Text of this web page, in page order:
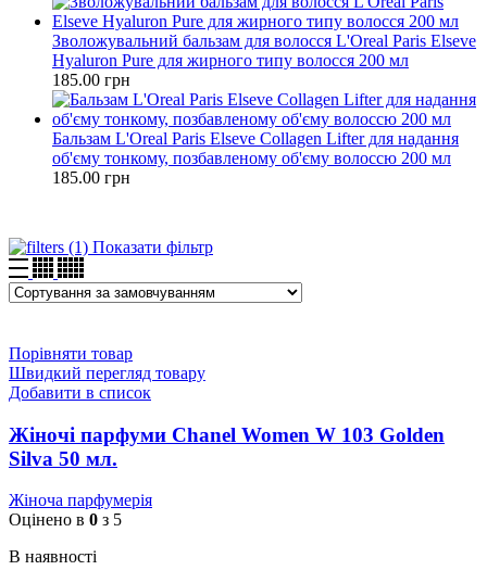
Зволожувальний бальзам для волосся L'Oreal Paris Elseve
Hyaluron Pure для жирного типу волосся 200 мл
185.00 грн
Бальзам L'Oreal Paris Elseve Collagen Lifter для надання
об'єму тонкому, позбавленому об'єму волоссю 200 мл
185.00 грн
Показати фільтр
Порівняти товар
Швидкий перегляд товару
Добавити в список
Жіночі парфуми Chanel Women W 103 Golden
Silva 50 мл.
Жіноча парфумерія
Оцінено в 0 з 5
В наявності